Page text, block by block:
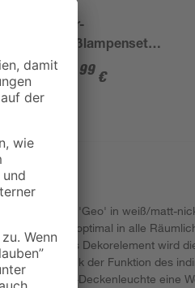
Solar-
Spießlampenset
warmweiß IP 44 7,5 x
43 cm 5 Stück
14 99 €
'Geo' in weiß/matt-
Design optimal in alle
und das Dekorelement wird
Dank der Funktion des
die LED-Deckenleuchte eine